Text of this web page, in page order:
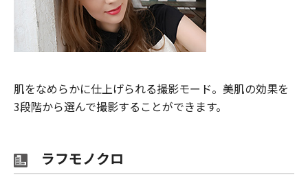
肌をなめらかに仕上げられる撮影モード。美肌の効果を
3段階から選んで撮影することができます。
ラフモノクロ